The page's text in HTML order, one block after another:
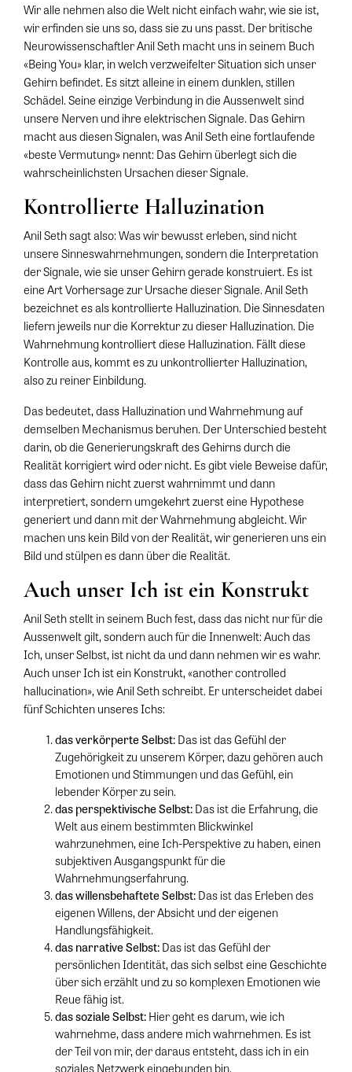
Wir alle nehmen also die Welt nicht einfach wahr, wie sie ist,
wir erfinden sie uns so, dass sie zu uns passt. Der britische
Neurowissenschaftler Anil Seth macht uns in seinem Buch
«Being You» klar, in welch verzweifelter Situation sich unser
Gehirn befindet. Es sitzt alleine in einem dunklen, stillen
Schädel. Seine einzige Verbindung in die Aussenwelt sind
unsere Nerven und ihre elektrischen Signale. Das Gehirn
macht aus diesen Signalen, was Anil Seth eine fortlaufende
«beste Vermutung» nennt: Das Gehirn überlegt sich die
wahrscheinlichsten Ursachen dieser Signale.
Kontrollierte Halluzination
Anil Seth sagt also: Was wir bewusst erleben, sind nicht
unsere Sinneswahrnehmungen, sondern die Interpretation
der Signale, wie sie unser Gehirn gerade konstruiert. Es ist
eine Art Vorhersage zur Ursache dieser Signale. Anil Seth
bezeichnet es als kontrollierte Halluzination. Die Sinnesdaten
liefern jeweils nur die Korrektur zu dieser Halluzination. Die
Wahrnehmung kontrolliert diese Halluzination. Fällt diese
Kontrolle aus, kommt es zu unkontrollierter Halluzination,
also zu reiner Einbildung.
Das bedeutet, dass Halluzination und Wahrnehmung auf
demselben Mechanismus beruhen. Der Unterschied besteht
darin, ob die Generierungskraft des Gehirns durch die
Realität korrigiert wird oder nicht. Es gibt viele Beweise dafür,
dass das Gehirn nicht zuerst wahrnimmt und dann
interpretiert, sondern umgekehrt zuerst eine Hypothese
generiert und dann mit der Wahrnehmung abgleicht. Wir
machen uns kein Bild von der Realität, wir generieren uns ein
Bild und stülpen es dann über die Realität.
Auch unser Ich ist ein Konstrukt
Anil Seth stellt in seinem Buch fest, dass das nicht nur für die
Aussenwelt gilt, sondern auch für die Innenwelt: Auch das
Ich, unser Selbst, ist nicht da und dann nehmen wir es wahr.
Auch unser Ich ist ein Konstrukt, «another controlled
hallucination», wie Anil Seth schreibt. Er unterscheidet dabei
fünf Schichten unseres Ichs:
das verkörperte Selbst:Das ist das Gefühl der
Zugehörigkeit zu unserem Körper, dazu gehören auch
Emotionen und Stimmungen und das Gefühl, ein
lebender Körper zu sein.
das perspektivische Selbst:Das ist die Erfahrung, die
Welt aus einem bestimmten Blickwinkel
wahrzunehmen, eine Ich-Perspektive zu haben, einen
subjektiven Ausgangspunkt für die
Wahrnehmungserfahrung.
das willensbehaftete Selbst:Das ist das Erleben des
eigenen Willens, der Absicht und der eigenen
Handlungsfähigkeit.
das narrative Selbst:Das ist das Gefühl der
persönlichen Identität, das sich selbst eine Geschichte
über sich erzählt und zu so komplexen Emotionen wie
Reue fähig ist.
das soziale Selbst:Hier geht es darum, wie ich
wahrnehme, dass andere mich wahrnehmen. Es ist
der Teil von mir, der daraus entsteht, dass ich in ein
soziales Netzwerk eingebunden bin.